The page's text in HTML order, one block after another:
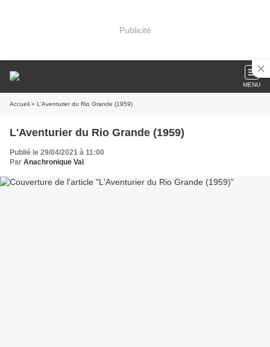
Publicité
MENU
Accueil » L'Aventurier du Rio Grande (1959)
L'Aventurier du Rio Grande (1959)
Publié le 29/04/2021 à 11:00
Par Anachronique Val